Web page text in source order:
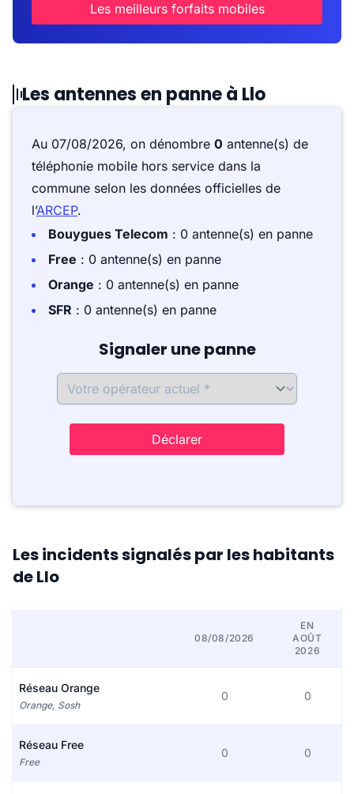
Les meilleurs forfaits mobiles
Les antennes en panne à Llo
Au 07/08/2026, on dénombre 0 antenne(s) de
téléphonie mobile hors service dans la
commune selon les données officielles de
l’ARCEP.
Bouygues Telecom : 0 antenne(s) en panne
Free : 0 antenne(s) en panne
Orange : 0 antenne(s) en panne
SFR : 0 antenne(s) en panne
Signaler une panne
Déclarer
Les incidents signalés par les habitants
de Llo
08/08/2026
EN
AOÛT
2026
Réseau Orange
Orange, Sosh
0 0
Réseau Free
Free
0 0